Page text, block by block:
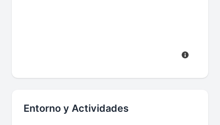
Entorno y Actividades